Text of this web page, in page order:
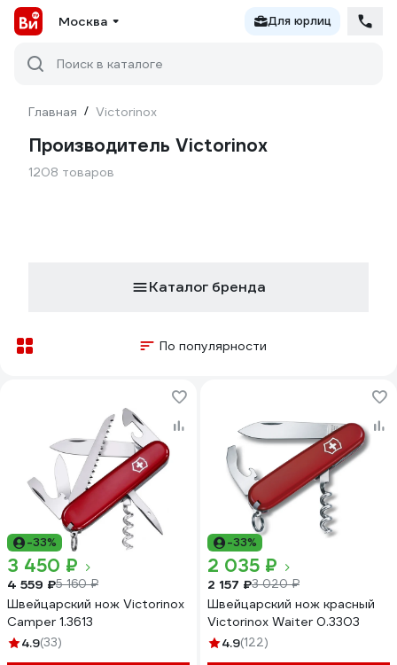
Москва Для юрлиц
Поиск в каталоге
Главная / Victorinox
Производитель Victorinox
1208 товаров
Каталог бренда
По популярности
-33%
3 450 ₽
4 559 ₽5 160 ₽
Швейцарский нож Victorinox
Camper 1.3613
4.9(33)
-33%
2 035 ₽
2 157 ₽3 020 ₽
Швейцарский нож красный
Victorinox Waiter 0.3303
4.9(122)